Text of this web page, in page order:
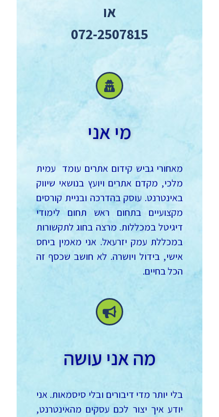
או
072-2507815
מי אני
מאחורי גביש קידום אתרים עומד עמית
מלכי, מקדם אתרים ויועץ בנושאי שיווק
באינטרנט. עוסק בהדרכה ובניית קורסים
מקצועיים בתחום ראש תחום לימודי
דיגיטל במכללות. מרצה בחוג לתקשורות
במכללת עמק יזרעאל. אני מאמין ביחס
אישי, בידול ויושרה. לא חושב שכסף זה
הכל בחיים.
מה אני עושה
בלי יותר מדי דיבורים ובלי סיסמאות. אני
יודע איך יצור לכם עסקים מהאינטרנט,